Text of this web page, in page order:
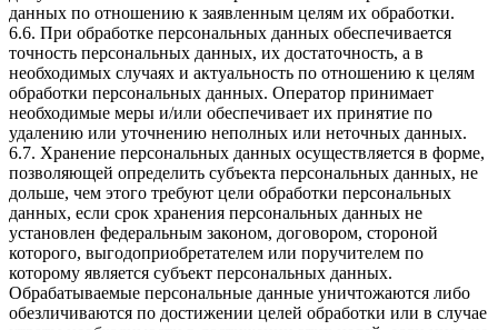
данных по отношению к заявленным целям их обработки.
6.6. При обработке персональных данных обеспечивается
точность персональных данных, их достаточность, а в
необходимых случаях и актуальность по отношению к целям
обработки персональных данных. Оператор принимает
необходимые меры и/или обеспечивает их принятие по
удалению или уточнению неполных или неточных данных.
6.7. Хранение персональных данных осуществляется в форме,
позволяющей определить субъекта персональных данных, не
дольше, чем этого требуют цели обработки персональных
данных, если срок хранения персональных данных не
установлен федеральным законом, договором, стороной
которого, выгодоприобретателем или поручителем по
которому является субъект персональных данных.
Обрабатываемые персональные данные уничтожаются либо
обезличиваются по достижении целей обработки или в случае